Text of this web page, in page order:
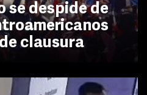
se despide de
clausura